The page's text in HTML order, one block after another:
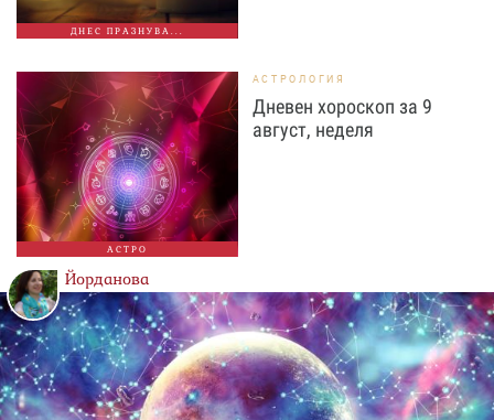
ДНЕС ПРАЗНУВА...
АСТРО
АСТРОЛОГИЯ
Дневен хороскоп за 9
август, неделя
Йорданова